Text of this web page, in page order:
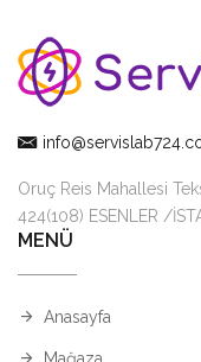
Oruç Reis Mahallesi
424(108) ESENLER /
MENÜ
Anasayfa
Mağaza